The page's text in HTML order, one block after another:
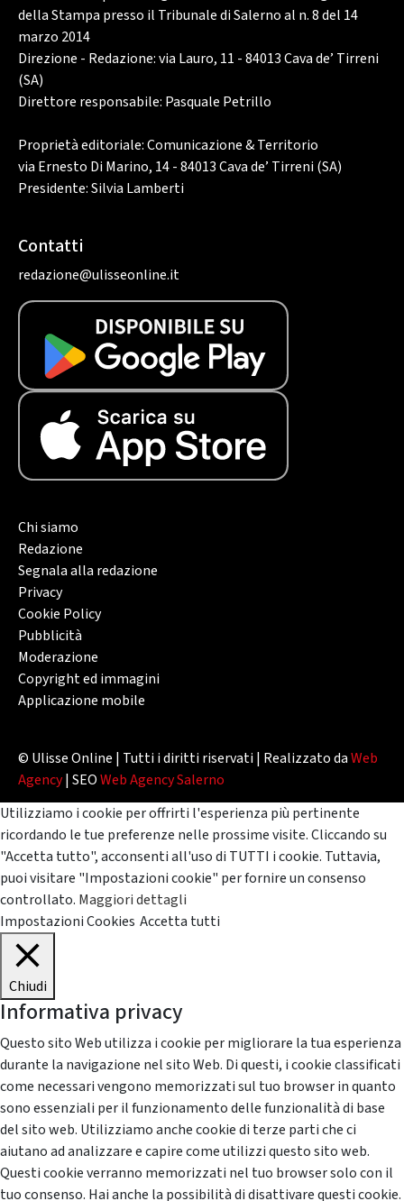
della Stampa presso il Tribunale di Salerno al n. 8 del 14
marzo 2014
Direzione - Redazione: via Lauro, 11 - 84013 Cava de’ Tirreni
(SA)
Direttore responsabile: Pasquale Petrillo
Proprietà editoriale: Comunicazione & Territorio
via Ernesto Di Marino, 14 - 84013 Cava de’ Tirreni (SA)
Presidente: Silvia Lamberti
Contatti
redazione@ulisseonline.it
Chi siamo
Redazione
Segnala alla redazione
Privacy
Cookie Policy
Pubblicità
Moderazione
Copyright ed immagini
Applicazione mobile
© Ulisse Online | Tutti i diritti riservati | Realizzato daWeb
Agency| SEOWeb Agency Salerno
Utilizziamo i cookie per offrirti l'esperienza più pertinente
ricordando le tue preferenze nelle prossime visite. Cliccando su
"Accetta tutto", acconsenti all'uso di TUTTI i cookie. Tuttavia,
puoi visitare "Impostazioni cookie" per fornire un consenso
controllato. Maggiori dettagli
Impostazioni Cookies Accetta tutti
Chiudi
Informativa privacy
Questo sito Web utilizza i cookie per migliorare la tua esperienza
durante la navigazione nel sito Web. Di questi, i cookie classificati
come necessari vengono memorizzati sul tuo browser in quanto
sono essenziali per il funzionamento delle funzionalità di base
del sito web. Utilizziamo anche cookie di terze parti che ci
aiutano ad analizzare e capire come utilizzi questo sito web.
Questi cookie verranno memorizzati nel tuo browser solo con il
tuo consenso. Hai anche la possibilità di disattivare questi cookie.